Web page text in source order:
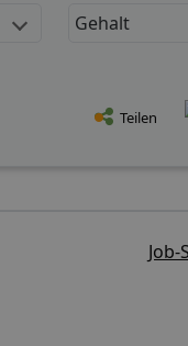
Gehalt
Teilen